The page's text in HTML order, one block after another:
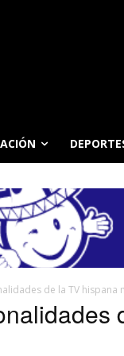
de la TV hispana